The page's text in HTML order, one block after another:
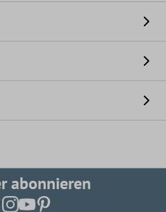
abonnieren